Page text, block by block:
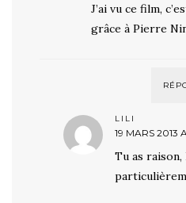
J’ai vu ce film,
grâce à Pierre
LILI
19 MARS 2013
Tu as